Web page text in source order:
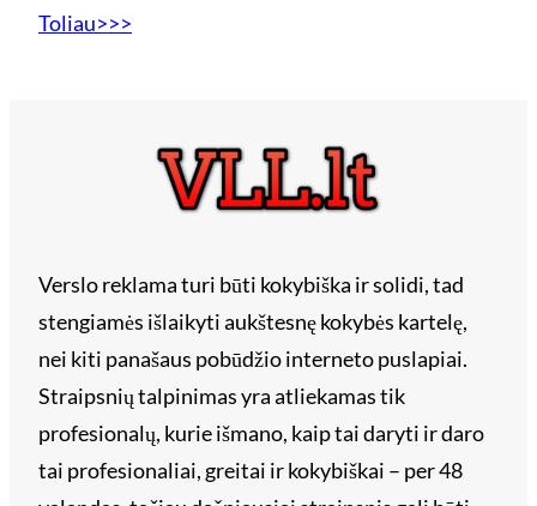
Toliau>>>
Verslo reklama turi būti kokybiška ir solidi, tad
stengiamės išlaikyti aukštesnę kokybės kartelę,
nei kiti panašaus pobūdžio interneto puslapiai.
Straipsnių talpinimas yra atliekamas tik
profesionalų, kurie išmano, kaip tai daryti ir daro
tai profesionaliai, greitai ir kokybiškai – per 48